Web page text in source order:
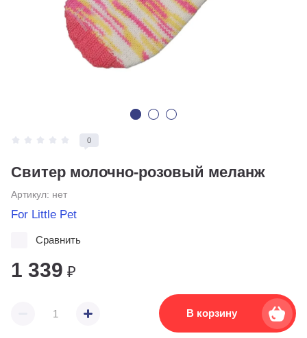
0
Свитер молочно-розовый меланж
Артикул: нет
For Little Pet
1 339 ₽
Сравнить
В корзину